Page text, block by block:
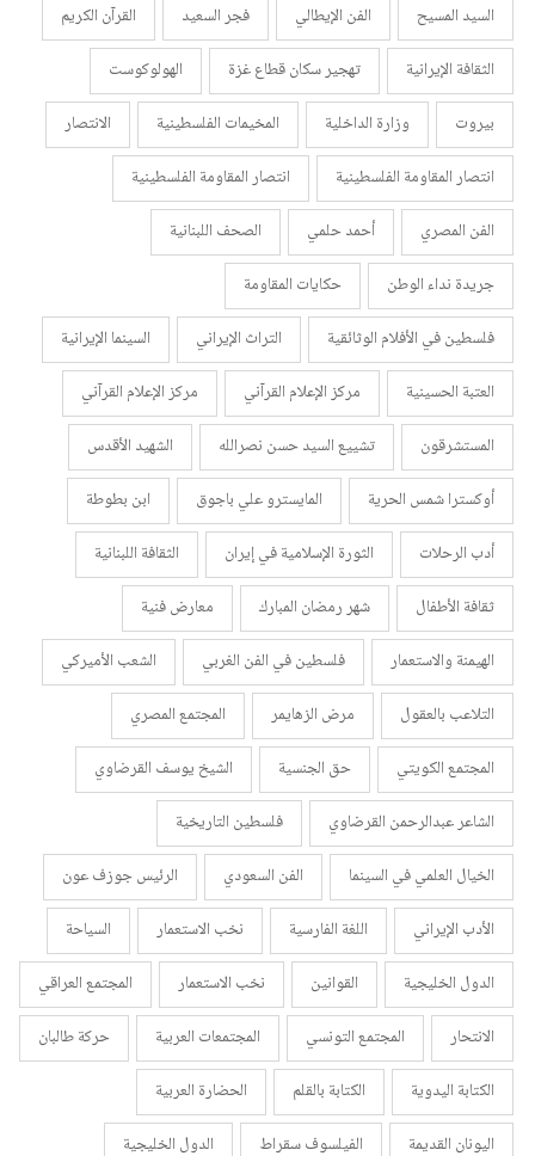
السيد المسيح
الفن الإيطالي فجر السعيد
القرآن الكريم
الثقافة الإيرانية
تهجير سكان قطاع غزة
الهولوكوست
بيروت
وزارة الداخلية المخيمات الفلسطينية
الانتصار
انتصار المقاومة الفلسطينية
انتصار المقاومة الفلسطينية
الفن المصري
أحمد حلمي
الصحف اللبنانية
جريدة نداء الوطن
حكايات المقاومة
فلسطين في الأفلام الوثائقية
التراث الإيراني
السينما الإيرانية
العتبة الحسينية
مركز الإعلام القرآني
مركز الإعلام القرآني
المستشرقون
تشييع السيد حسن نصرالله
الشهيد الأقدس
أوكسترا شمس الحرية
المايسترو علي باجوق
ابن بطوطة
أدب الرحلات
الثورة الإسلامية في إيران
الثقافة اللبنانية
ثقافة الأطفال
شهر رمضان المبارك
معارض فنية
الهيمنة والاستعمار
فلسطين في الفن الغربي
الشعب الأميركي
التلاعب بالعقول
مرض الزهايمر
المجتمع المصري
المجتمع الكويتي
حق الجنسية
الشيخ يوسف القرضاوي
الشاعر عبدالرحمن القرضاوي
فلسطين التاريخية
الخيال العلمي في السينما
الفن السعودي
الرئيس جوزف عون
الأدب الإيراني
اللغة الفارسية نخب الاستعمار
السياحة
الدول الخليجية
القوانين نخب الاستعمار
المجتمع العراقي
الانتحار
المجتمع التونسي المجتمعات العربية
حركة طالبان
الكتابة اليدوية
الكتابة بالقلم
الحضارة العربية
اليونان القديمة
الفيلسوف سقراط
الدول الخليجية